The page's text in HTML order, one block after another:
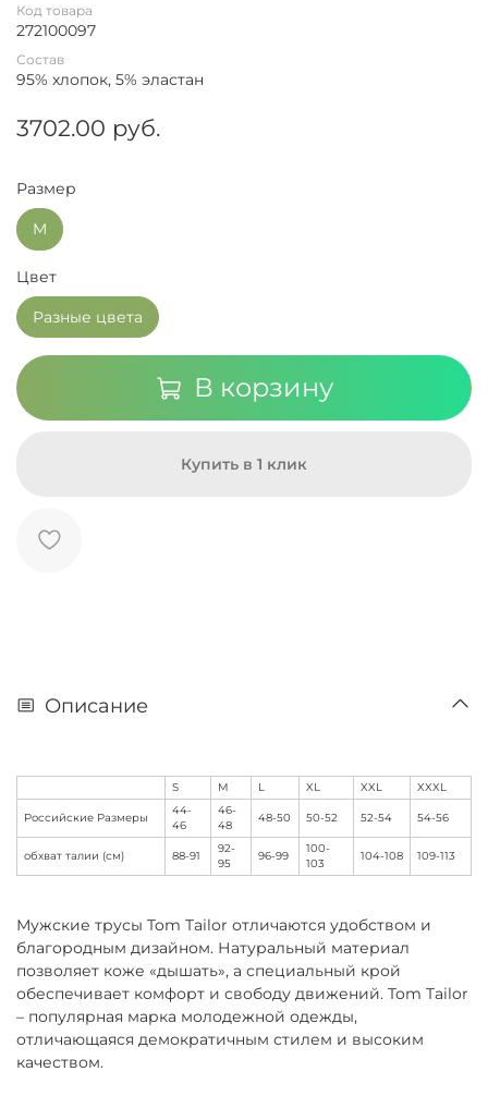
Код товара
272100097
Состав
95% хлопок, 5% эластан
3702.00 руб.
В корзину
Купить в 1 клик
Размер
M
Цвет
Разные цвета
Описание
S M L XL XXL XXXL
Российские Размеры
44-
46
46-
48
48-50 50-52 52-54 54-56
обхват талии (см) 88-91
92-
95
96-99
100-
103
104-108 109-113
Мужские трусы Tom Tailor отличаются удобством и
благородным дизайном. Натуральный материал
позволяет коже «дышать», а специальный крой
обеспечивает комфорт и свободу движений. Tom Tailor
– популярная марка молодежной одежды,
отличающаяся демократичным стилем и высоким
качеством.